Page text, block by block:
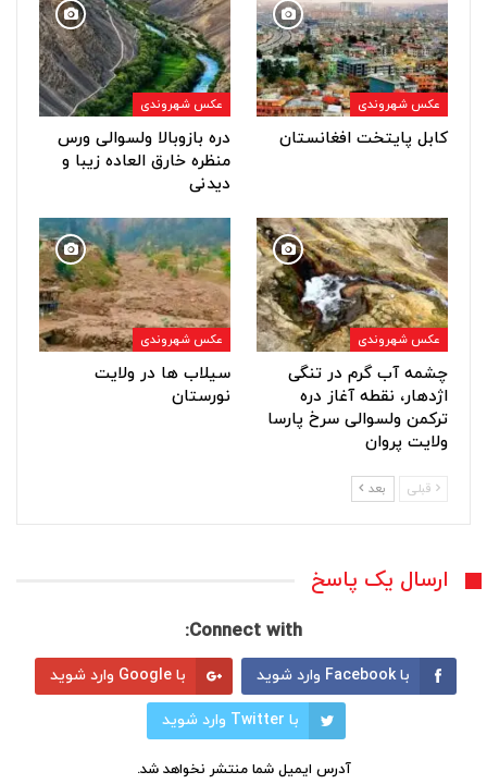
عکس شهروندی
کابل پایتخت افغانستان
عکس شهروندی
دره بازوبالا ولسوالی ورس
منظره خارق العاده زیبا و
دیدنی
عکس شهروندی
چشمه آب گرم در تنگی
اژدهار، نقطه آغاز دره
ترکمن ولسوالی سرخ پارسا
ولایت پروان
عکس شهروندی
سیلاب ها در ولایت
نورستان
قبلی بعد
ارسال یک پاسخ
Connect with:
با Facebook وارد شوید با Google وارد شوید
با Twitter وارد شوید
آدرس ایمیل شما منتشر نخواهد شد.